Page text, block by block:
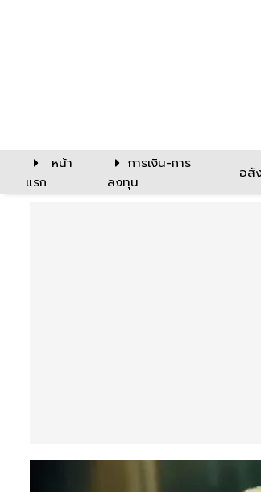
หน้า
แรก
การเงิน-การ
ลงทุน
อสั